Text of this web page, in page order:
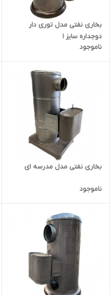
بخاری نفتی مدل توری دار
دوجداره سایز 1
ناموجود
بخاری نفتی مدل مدرسه ای
ناموجود